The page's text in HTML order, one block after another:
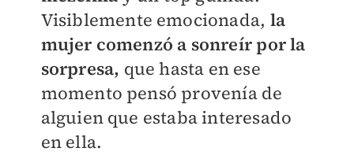
Visiblemente emocionada, la
mujer comenzó a sonreír por la
sorpresa, que hasta en ese
momento pensó provenía de
alguien que estaba interesado
en ella.